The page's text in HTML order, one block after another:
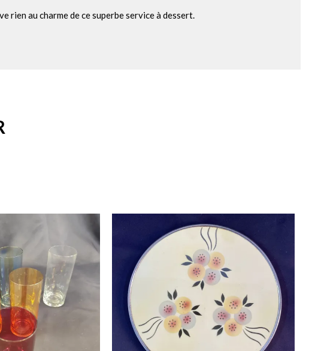
rien au charme de ce superbe service à dessert.